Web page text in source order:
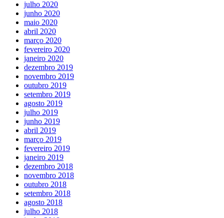
julho 2020
junho 2020
maio 2020
abril 2020
março 2020
fevereiro 2020
janeiro 2020
dezembro 2019
novembro 2019
outubro 2019
setembro 2019
agosto 2019
julho 2019
junho 2019
abril 2019
março 2019
fevereiro 2019
janeiro 2019
dezembro 2018
novembro 2018
outubro 2018
setembro 2018
agosto 2018
julho 2018